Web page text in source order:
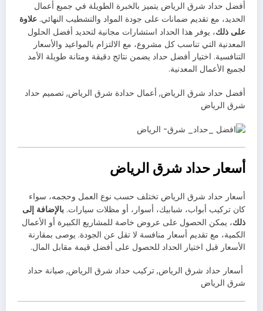
أفضل حداد شرق الرياض يتميز بالخبرة الطويلة في جميع أعمال
الحديد، مع تقديم ضمانات على جودة المواد والتشطيب النهائي. علاوة
على ذلك، يوفر هذا الحداد استشارات مجانية لتحديد أفضل الحلول
المعدنية التي تناسب كل مشروع، مع الالتزام بالمواعيد والأسعار
التنافسية. اختيار أفضل حداد يضمن نتائج دقيقة ومتانة طويلة الأمد
لجميع الأعمال المعدنية.
أفضل حداد شرق الرياض, أعمال حدادة شرق الرياض, تصميم حداد
شرق الرياض
أسعار حداد شرق الرياض
أسعار حداد شرق الرياض تختلف حسب نوع العمل وحجمه، سواء
كان تركيب أبواب، شبابيك، أسوار، أو مظلات سيارات. بالإضافة إلى
ذلك، يمكن الحصول على عروض خاصة للمشاريع الكبيرة أو الأعمال
الكمية، مع تقديم أسعار منافسة لا تقل عن الجودة. يوصى بمقارنة
الأسعار قبل اختيار الحداد للحصول على أفضل قيمة مقابل المال.
أسعار حداد شرق الرياض, تركيب حداد شرق الرياض, صيانة حداد
شرق الرياض